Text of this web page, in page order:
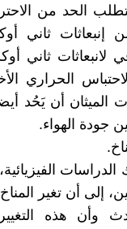
الحد من
ثاني
ثاني
الحراري
الميثان أن يَحُد
جودة الهواء.
إلى أن تغير
وأن هذه